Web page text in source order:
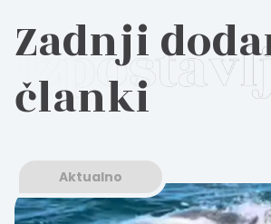
Zadnji
članki
Aktualno